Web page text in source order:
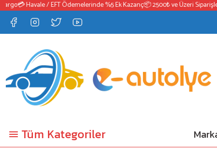
💳 Havale / EFT Ödemelerinde %5 Ek Kazanç📦 2500₺ ve Üzeri
Tüm Kategoriler